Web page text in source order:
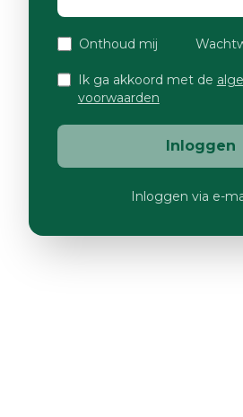
Onthoud mij
Ik ga akkoord met de
voorwaarden
Inloggen
Inloggen via e-